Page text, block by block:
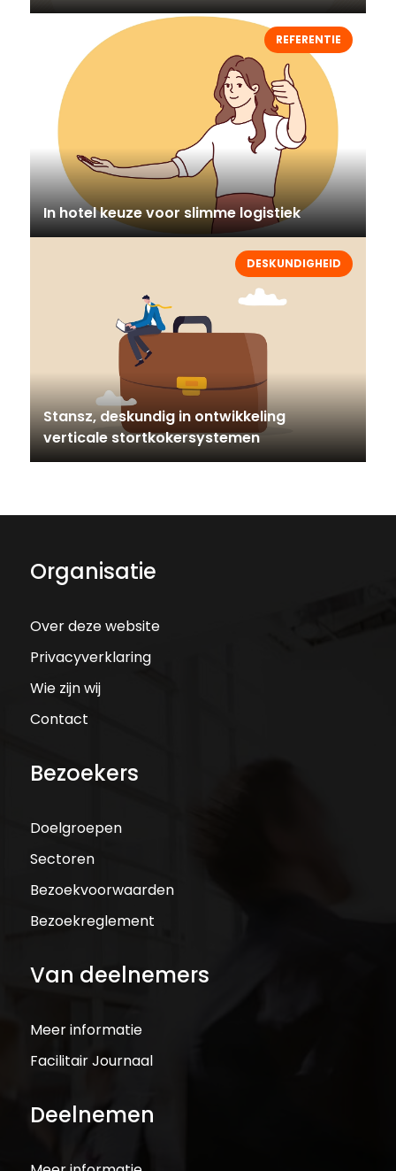
REFERENTIE
In hotel keuze voor slimme logistiek
DESKUNDIGHEID
Stansz, deskundig in ontwikkeling
verticale stortkokersystemen
Organisatie
Over deze website
Privacyverklaring
Wie zijn wij
Contact
Bezoekers
Doelgroepen
Sectoren
Bezoekvoorwaarden
Bezoekreglement
Van deelnemers
Meer informatie
Facilitair Journaal
Deelnemen